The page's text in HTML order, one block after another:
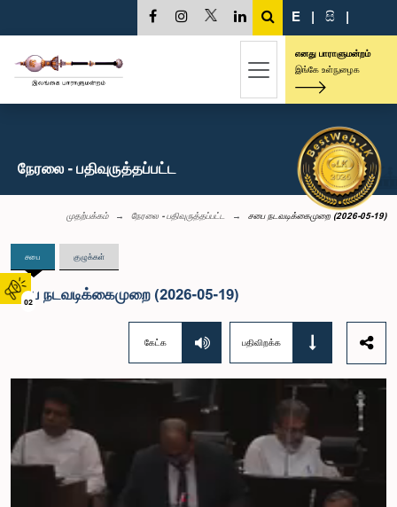
02
E | සි |
எனது பாராளுமன்றம்
இங்கே உள்நுழைக
நேரலை - பதிவுருத்தப்பட்ட
முதற்பக்கம் நேரலை - பதிவுருத்தப்பட்ட சபை நடவடிக்கைமுறை (2026-05-19)
சபை குழுக்கள்
சபை நடவடிக்கைமுறை (2026-05-19)
கேட்க பதிவிறக்க